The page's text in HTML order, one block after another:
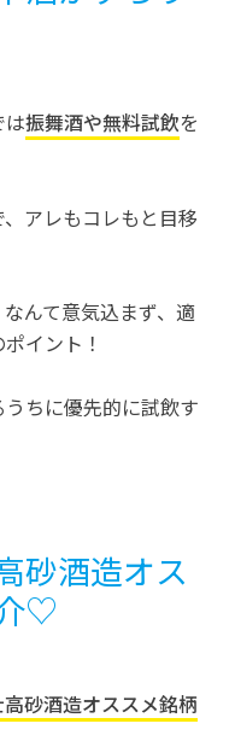
振舞酒や無料試飲を
アレもコレもと目移
んて意気込まず、適
イント！
ちに優先的に試飲す
砂酒造オス
♡
砂酒造オススメ銘柄